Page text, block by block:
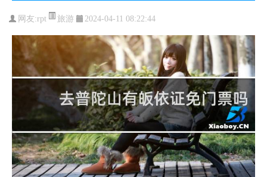
网友:rpt 旅游 2024-04-11 08:22:44